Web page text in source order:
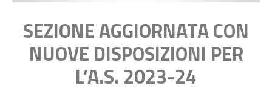
SEZIONE AGGIORNATA CON
NUOVE DISPOSIZIONI PER
L’A.S. 2023-24